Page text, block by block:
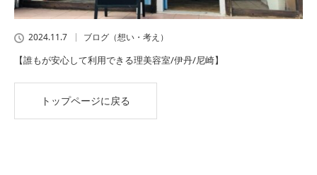
2024.11.7 ブログ（想い・考え）
【誰もが安心して利用できる理美容室/伊丹/尼崎】
トップページに戻る